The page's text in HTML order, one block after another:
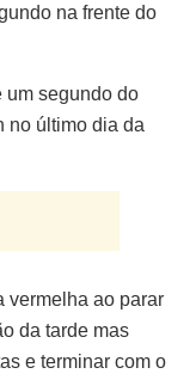
na frente do
um segundo do
no último dia da
vermelha ao parar
da tarde mas
e terminar com o